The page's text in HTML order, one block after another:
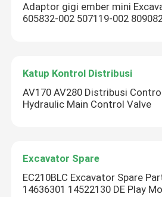
Adaptor gigi ember mini
605832-002 507119-002
Katup Kontrol Distribusi
AV170 AV280 Distribusi
Hydraulic Main Control Valve
Excavator Spare
EC210BLC Excavator Spare
14636301 14522130 DE Play